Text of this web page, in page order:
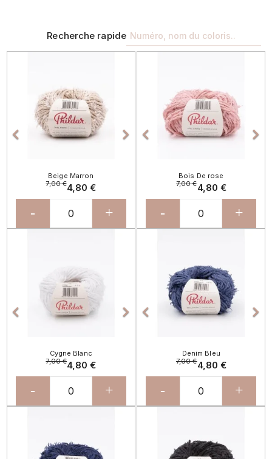
Recherche rapide
 
Beige Marron
7,00 €4,80 €
- +
 
Bois De rose
7,00 €4,80 €
- +
 
Cygne Blanc
7,00 €4,80 €
- +
 
Denim Bleu
7,00 €4,80 €
- +